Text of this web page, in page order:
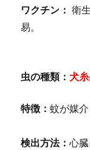
ワクチン： 衛
易。
虫の種類： 犬
特徴：蚊が媒介
検出方法：心